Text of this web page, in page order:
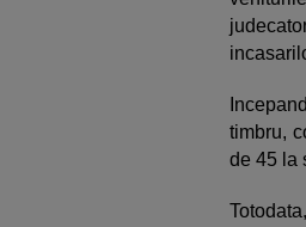
timbru,
de 45 la